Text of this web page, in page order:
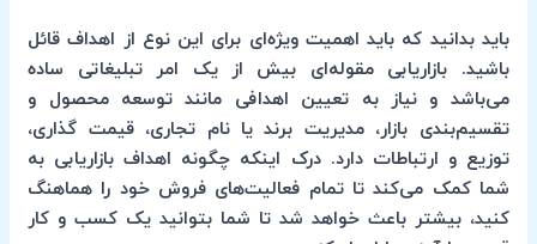
باید بدانید که باید اهمیت ویژه‌ای برای این نوع از اهداف قائل
باشید. بازاریابی مقوله‌ای بیش از یک امر تبلیغاتی ساده
می‌باشد و نیاز به‌ تعیین اهدافی مانند توسعه محصول و
تقسیم‌بندی بازار، مدیریت برند یا نام تجاری، قیمت گذاری،
توزیع و ارتباطات دارد. درک اینکه چگونه اهداف بازاریابی به‌
شما کمک می‌کند تا تمام فعالیت‌های فروش خود را هماهنگ
کنید، بیشتر باعث خواهد شد تا شما بتوانید یک کسب و کار